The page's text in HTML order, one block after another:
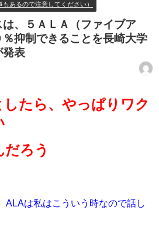
あるので注意してください）
、５ＡＬＡ（ファイブア
抑制できることを長崎大学
発表
たら、やっぱりワク
だろう
ALAは私はこういう時なので話し